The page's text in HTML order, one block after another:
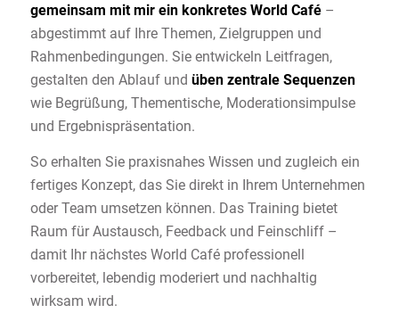
gemeinsam mit mir ein konkretes World Café–
abgestimmt auf Ihre Themen, Zielgruppen und
Rahmenbedingungen. Sie entwickeln Leitfragen,
gestalten den Ablauf und üben zentrale Sequenzen
wie Begrüßung, Thementische, Moderationsimpulse
und Ergebnispräsentation.
So erhalten Sie praxisnahes Wissen und zugleich ein
fertiges Konzept, das Sie direkt in Ihrem Unternehmen
oder Team umsetzen können. Das Training bietet
Raum für Austausch, Feedback und Feinschliff –
damit Ihr nächstes World Café professionell
vorbereitet, lebendig moderiert und nachhaltig
wirksam wird.